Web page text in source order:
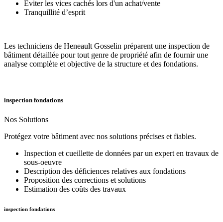
Éviter les vices cachés lors d'un achat/vente
Tranquillité d’esprit
Les techniciens de Heneault Gosselin préparent une inspection de
bâtiment détaillée pour tout genre de propriété afin de fournir une
analyse complète et objective de la structure et des fondations.
inspection fondations
Nos Solutions
Protégez votre bâtiment avec nos solutions précises et fiables.
Inspection et cueillette de données par un expert en travaux de
sous-oeuvre
Description des déficiences relatives aux fondations
Proposition des corrections et solutions
Estimation des coûts des travaux
inspection fondations